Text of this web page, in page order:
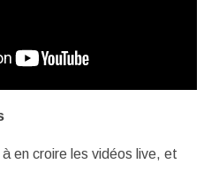
en croire les vidéos live, et